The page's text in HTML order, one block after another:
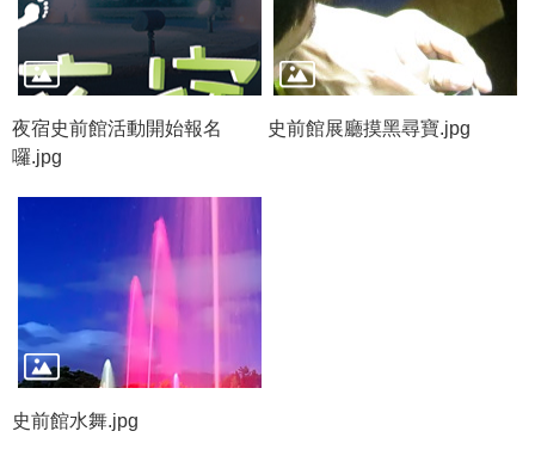
友
措
施
服
務
箱
網
站
覽
夜宿史前館活動開始報名
囉.jpg
史前館展廳摸黑尋寶.jpg
史前館水舞.jpg